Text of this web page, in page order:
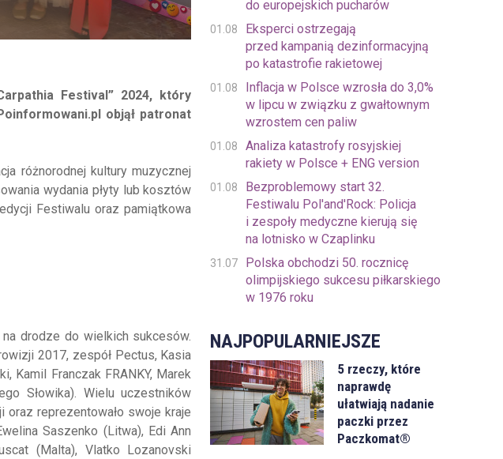
Festival” 2024, który
objął patronat
różnorodnej kultury muzycznej
wydania płyty lub kosztów
Festiwalu oraz pamiątkowa
drodze do wielkich sukcesów.
2017, zespół Pectus, Kasia
Kamil Franczak FRANKY, Marek
Słowika). Wielu uczestników
oraz reprezentowało swoje kraje
Saszenko (Litwa), Edi Ann
(Malta), Vlatko Lozanovski
do europejskich pucharów
01.08
Eksperci ostrzegają
przed kampanią dezinformacyjną
po katastrofie rakietowej
01.08
Inflacja w Polsce wzrosła do 3,0%
w lipcu w związku z gwałtownym
wzrostem cen paliw
01.08
Analiza katastrofy rosyjskiej
rakiety w Polsce + ENG version
01.08
Bezproblemowy start 32.
Festiwalu Pol'and'Rock: Policja
i zespoły medyczne kierują się
na lotnisko w Czaplinku
31.07
Polska obchodzi 50. rocznicę
olimpijskiego sukcesu piłkarskiego
w 1976 roku
NAJPOPULARNIEJSZE
5 rzeczy, które
naprawdę
ułatwiają nadanie
paczki przez
Paczkomat®